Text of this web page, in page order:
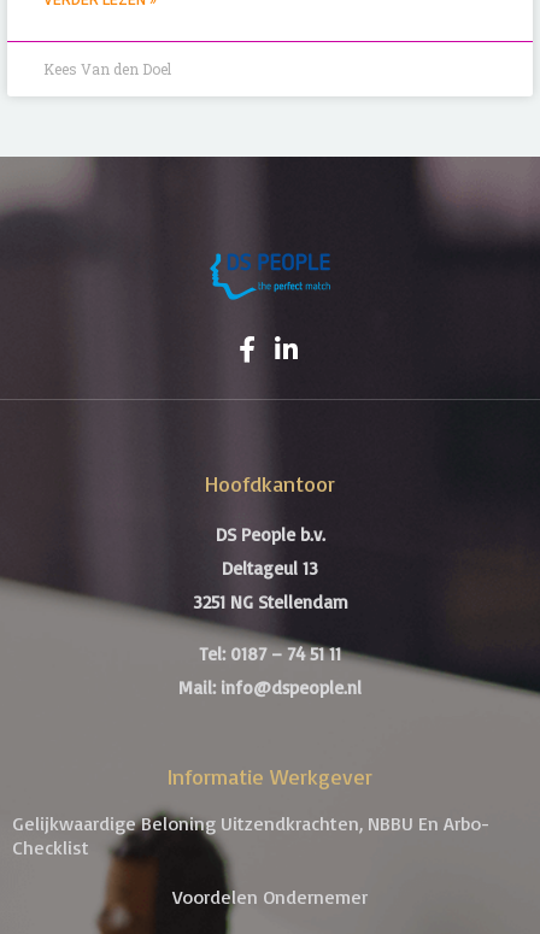
Kees Van den Doel
Hoofdkantoor
DS People b.v.
Deltageul 13
3251 NG Stellendam
Tel: 0187 – 74 51 11
Mail: info@dspeople.nl
Informatie Werkgever
Gelijkwaardige Beloning Uitzendkrachten, NBBU En Arbo-
Checklist
Voordelen Ondernemer